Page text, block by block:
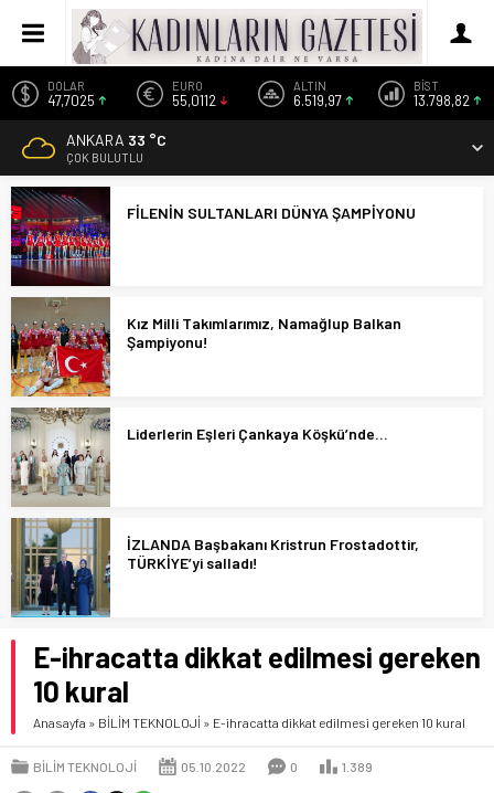
DOLAR
47,7025
EURO
55,0112
ALTIN
6.519,97
BİST
13.798,82
ANKARA 33 °C
ÇOK BULUTLU
FİLENİN SULTANLARI DÜNYA ŞAMPİYONU
Kız Milli Takımlarımız, Namağlup Balkan
Şampiyonu!
Liderlerin Eşleri Çankaya Köşkü’nde…
İZLANDA Başbakanı Kristrun Frostadottir,
TÜRKİYE’yi salladı!
E-ihracatta dikkat edilmesi gereken
10 kural
Anasayfa » BİLİM TEKNOLOJİ » E-ihracatta dikkat edilmesi gereken 10 kural
BİLİM TEKNOLOJİ 05.10.2022 0 1.389